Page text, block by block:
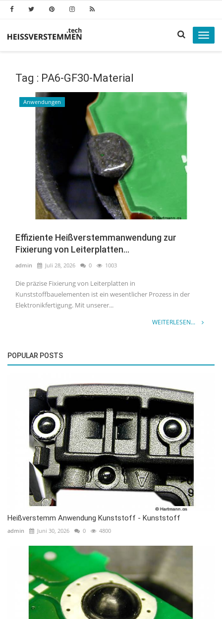
Tag : PA6-GF30-Material
Anwendungen
Effiziente Heißverstemmanwendung zur
Fixierung von Leiterplatten...
admin Juli 28, 2026 0 1003
Die präzise Fixierung von Leiterplatten in
Kunststoffbauelementen ist ein wesentlicher Prozess in der
Elektronikfertigung. Mit unserer...
WEITERLESEN...
POPULAR POSTS
Heißverstemm Anwendung Kunststoff - Kunststoff
admin Juni 30, 2026 0 4800